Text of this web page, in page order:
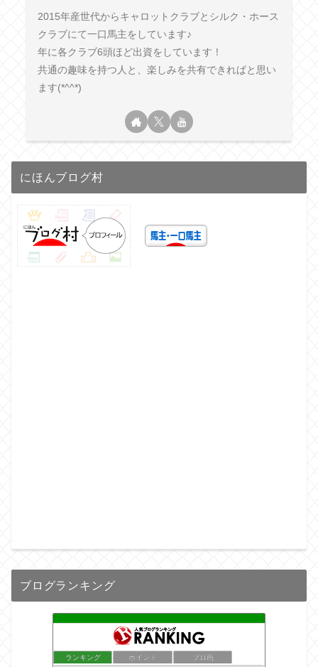
2015年産世代からキャロットクラブとシルク・ホース
クラブにて一口馬主をしています♪
年に各クラブ6頭ほど出資をしています！
共通の趣味を持つ人と、楽しみを共有できればと思い
ます(*^^*)
にほんブログ村
ブログランキング
ランキング ポイント ブロ画